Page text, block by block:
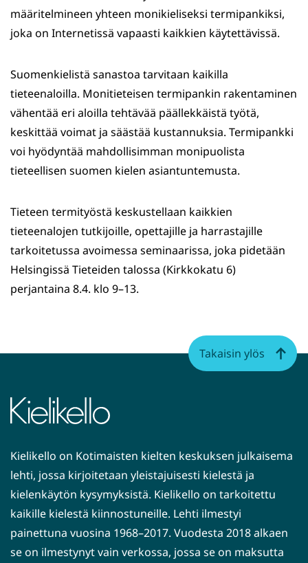
määritelmineen yhteen monikieliseksi termipankiksi,
joka on Internetissä vapaasti kaikkien käytettävissä.
Suomenkielistä sanastoa tarvitaan kaikilla
tieteenaloilla. Moni­tieteisen termipankin rakentaminen
vähentää eri aloilla tehtävää pääl­lekkäistä työtä,
keskittää voimat ja säästää kustannuksia. Termipankki
voi hyödyntää mahdolli­simman monipuolista
tieteellisen suomen kielen asiantuntemusta.
Tieteen termityöstä keskustellaan kaikkien
tieteenalojen tutkijoille, opettajille ja harrastajille
tarkoitetussa avoimessa seminaarissa, joka pidetään
Helsingissä Tieteiden talossa (Kirkkokatu 6)
perjantaina 8.4. klo 9–13.
Kielikello on Kotimaisten kielten keskuksen julkaisema
lehti, jossa kirjoitetaan yleistajuisesti kielestä ja
kielenkäytön kysymyksistä. Kielikello on tarkoitettu
kaikille kielestä kiinnostuneille. Lehti ilmestyi
painettuna vuosina 1968–2017. Vuodesta 2018 alkaen
se on ilmestynyt vain verkossa, jossa se on maksutta
Takaisin ylös